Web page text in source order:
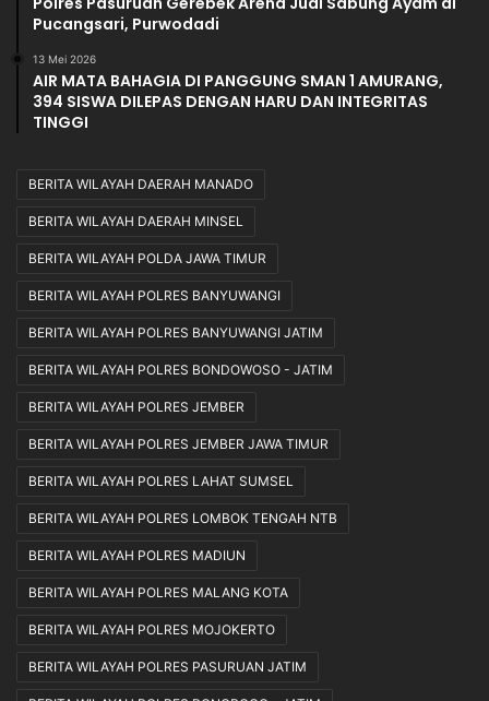
Pucangsari, Purwodadi
13 Mei 2026
AIR MATA BAHAGIA DI PANGGUNG SMAN 1 AMURANG,
394 SISWA DILEPAS DENGAN HARU DAN INTEGRITAS
TINGGI
BERITA WILAYAH DAERAH MANADO
BERITA WILAYAH DAERAH MINSEL
BERITA WILAYAH POLDA JAWA TIMUR
BERITA WILAYAH POLRES BANYUWANGI
BERITA WILAYAH POLRES BANYUWANGI JATIM
BERITA WILAYAH POLRES BONDOWOSO - JATIM
BERITA WILAYAH POLRES JEMBER
BERITA WILAYAH POLRES JEMBER JAWA TIMUR
BERITA WILAYAH POLRES LAHAT SUMSEL
BERITA WILAYAH POLRES LOMBOK TENGAH NTB
BERITA WILAYAH POLRES MADIUN
BERITA WILAYAH POLRES MALANG KOTA
BERITA WILAYAH POLRES MOJOKERTO
BERITA WILAYAH POLRES PASURUAN JATIM